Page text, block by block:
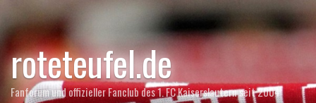
roteteufel.de
Fanforum und offizieller Fanclub des 1. FC Kaiserslautern seit 2004